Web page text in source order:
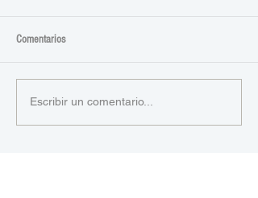
Comentarios
Escribir un comentario...